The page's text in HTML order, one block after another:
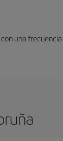
una frecuencia